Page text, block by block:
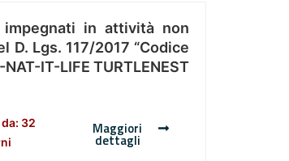
in attività non
Lgs. 117/2017 “Codice
IT-LIFE TURTLENEST
32
Maggiori
dettagli